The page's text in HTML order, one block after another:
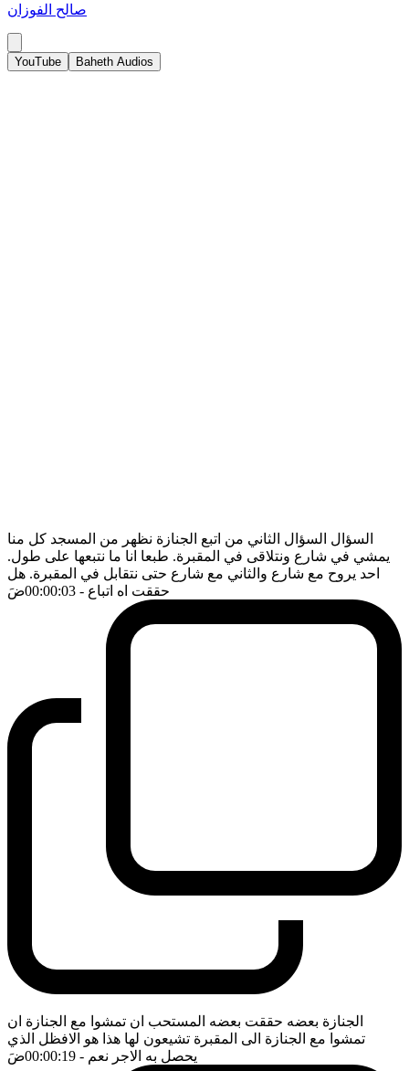
صالح الفوزان
YouTube Baheth Audios
السؤال السؤال الثاني من اتبع الجنازة نظهر من المسجد كل منا
يمشي في شارع ونتلاقى في المقبرة. طبعا انا ما نتبعها على طول.
احد يروح مع شارع والثاني مع شارع حتى نتقابل في المقبرة. هل
حققت اه اتباع - 00:00:03 ضَ
الجنازة بعضه حققت بعضه المستحب ان تمشوا مع الجنازة ان
تمشوا مع الجنازة الى المقبرة تشيعون لها هذا هو الافظل الذي
يحصل به الاجر نعم - 00:00:19 ضَ